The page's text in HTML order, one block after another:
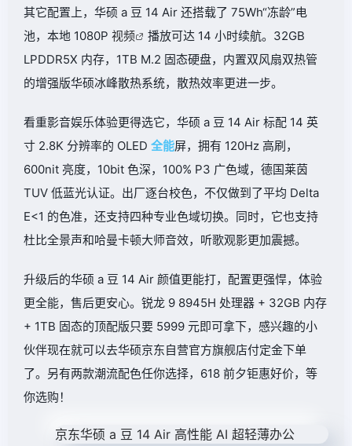
其它配置上，华硕 a 豆 14 Air 还搭载了 75Wh“冻龄”电
池，本地 1080P 视频
播放可达 14 小时续航。32GB
LPDDR5X 内存，1TB M.2 固态硬盘，内置双风扇双热管
的增强版华硕冰峰散热系统，散热效率更进一步。
看重影音娱乐体验更得选它，华硕 a 豆 14 Air 标配 14 英
寸 2.8K 分辨率的 OLED 全能屏，拥有 120Hz 高刷，
600nit 亮度，10bit 色深，100% P3 广色域，德国莱茵
TUV 低蓝光认证。出厂逐台校色，不仅做到了平均 Delta
E<1 的色准，还支持四种专业色域切换。同时，它也支持
杜比全景声和哈曼卡顿大师音效，听歌观影更加震撼。
升级后的华硕 a 豆 14 Air 颜值更能打，配置更强悍，体验
更全能，售后更安心。锐龙 9 8945H 处理器 + 32GB 内存
+ 1TB 固态的顶配版只要 5999 元即可拿下，感兴趣的小
伙伴现在就可以去华硕京东自营官方旗舰店付定金下单
了。另有两款潮流配色任你选择，618 前夕钜惠好价，等
你选购！
京东华硕 a 豆 14 Air 高性能 AI 超轻薄办公